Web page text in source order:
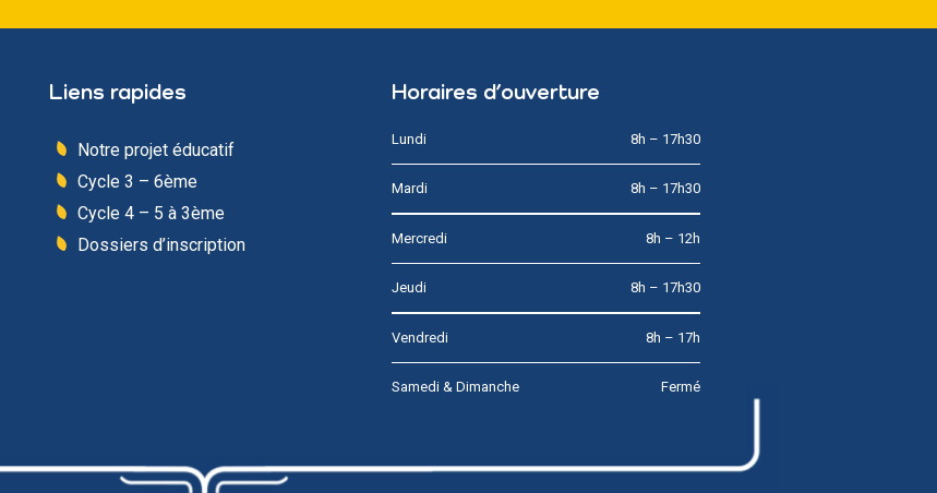
Liens rapides
Notre projet éducatif
Cycle 3 – 6ème
Cycle 4 – 5 à 3ème
Dossiers d’inscription
Horaires d’ouverture
Lundi 8h – 17h30
Mardi 8h – 17h30
Mercredi 8h – 12h
Jeudi 8h – 17h30
Vendredi 8h – 17h
Samedi & Dimanche Fermé